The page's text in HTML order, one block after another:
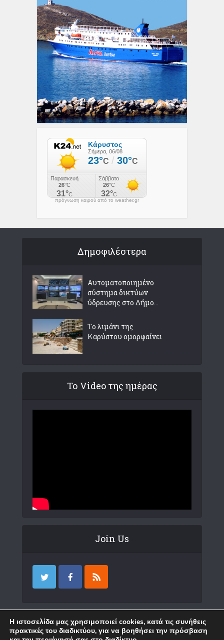
πρόγνωση καιρού από το weather.gr
Δημοφιλέστερα
Αυτοματοποιημένο
σύστημα δικτύων
ύδρευσης στο Δήμο...
Το λιμάνι της
Καρύστου ομορφαίνει
Το Video της ημέρας
Join Us
Επικοινωνία
Η ιστοσελίδα μας χρησιμοποιεί cookies, κατά τις συνήθεις
πρακτικές του διαδικτύου, για να βοηθήσει την πρόσβαση